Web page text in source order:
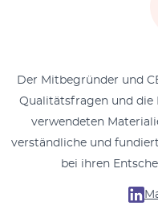
Der Mitbegründer und
Qualitätsfragen und die
verwendeten
verständliche und
bei ihren